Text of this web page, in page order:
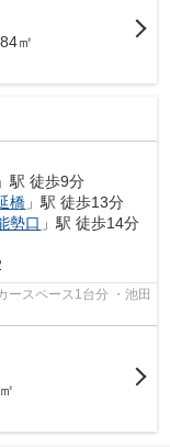
㎡
」駅 徒歩9分
橋 」駅 徒歩13分
勢口 」駅 徒歩14分
ースペース1台分 ・池田